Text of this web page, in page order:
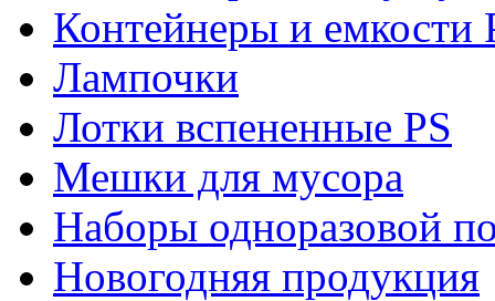
Контейнеры и емкости
Лампочки
Лотки вспененные PS
Мешки для мусора
Наборы одноразовой
Новогодняя продукция